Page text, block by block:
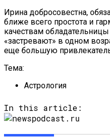
Ирина добросовестна,
ближе всего простота и
качествам
«застревают» в одном
еще большую
Тема:
Астрология
In this article: